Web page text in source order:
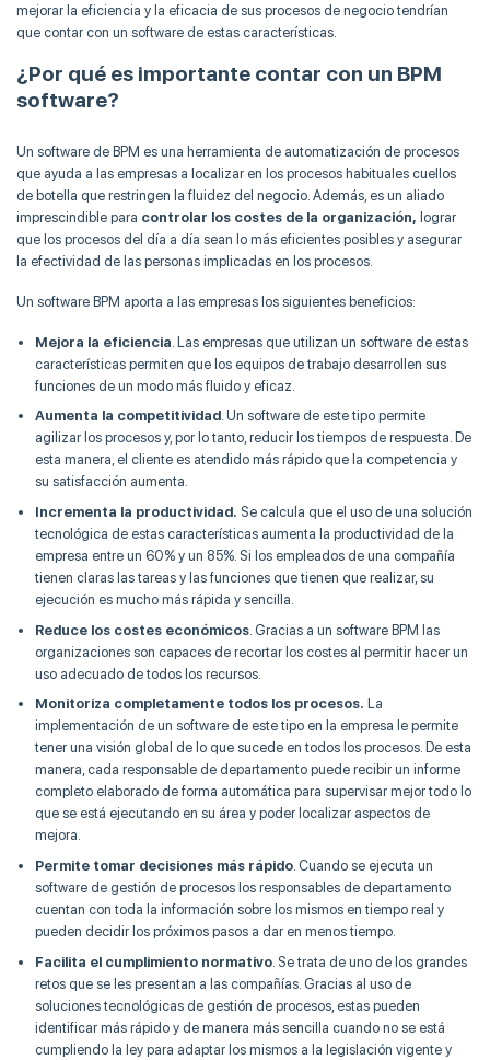
mejorar la eficiencia y la eficacia de sus procesos de negocio tendrían
que contar con un software de estas características.
¿Por qué es importante contar con un BPM
software?
Un software de BPM es una herramienta de automatización de procesos
que ayuda a las empresas a localizar en los procesos habituales cuellos
de botella que restringen la fluidez del negocio. Además, es un aliado
imprescindible para controlar los costes de la organización, lograr
que los procesos del día a día sean lo más eficientes posibles y asegurar
la efectividad de las personas implicadas en los procesos.
Un software BPM aporta a las empresas los siguientes beneficios:
Mejora la eficiencia . Las empresas que utilizan un software de estas
características permiten que los equipos de trabajo desarrollen sus
funciones de un modo más fluido y eficaz.
Aumenta la competitividad. Un software de este tipo permite
agilizar los procesos y, por lo tanto, reducir los tiempos de respuesta. De
esta manera, el cliente es atendido más rápido que la competencia y
su satisfacción aumenta.
Incrementa la productividad. Se calcula que el uso de una solución
tecnológica de estas características aumenta la productividad de la
empresa entre un 60% y un 85%. Si los empleados de una compañía
tienen claras las tareas y las funciones que tienen que realizar, su
ejecución es mucho más rápida y sencilla.
Reduce los costes económicos. Gracias a un software BPM las
organizaciones son capaces de recortar los costes al permitir hacer un
uso adecuado de todos los recursos.
Monitoriza completamente todos los procesos. La
implementación de un software de este tipo en la empresa le permite
tener una visión global de lo que sucede en todos los procesos. De esta
manera, cada responsable de departamento puede recibir un informe
completo elaborado de forma automática para supervisar mejor todo lo
que se está ejecutando en su área y poder localizar aspectos de
mejora.
Permite tomar decisiones más rápido. Cuando se ejecuta un
software de gestión de procesos los responsables de departamento
cuentan con toda la información sobre los mismos en tiempo real y
pueden decidir los próximos pasos a dar en menos tiempo.
Facilita el cumplimiento normativo. Se trata de uno de los grandes
retos que se les presentan a las compañías. Gracias al uso de
soluciones tecnológicas de gestión de procesos, estas pueden
identificar más rápido y de manera más sencilla cuando no se está
cumpliendo la ley para adaptar los mismos a la legislación vigente y